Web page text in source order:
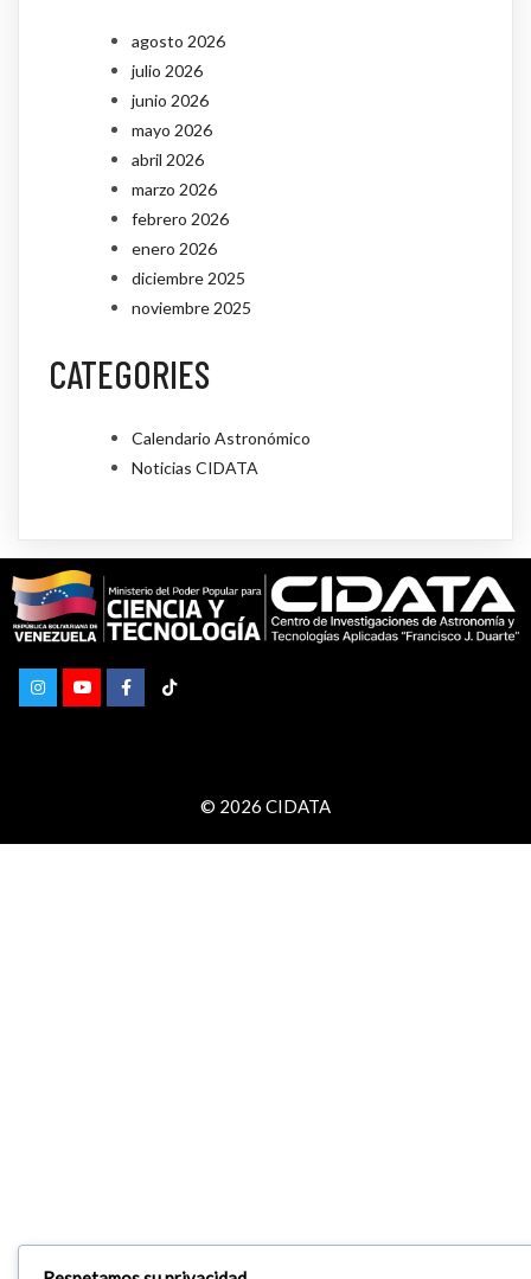
agosto 2026
julio 2026
junio 2026
mayo 2026
abril 2026
marzo 2026
febrero 2026
enero 2026
diciembre 2025
noviembre 2025
CATEGORIES
Calendario Astronómico
Noticias CIDATA
© 2026 CIDATA